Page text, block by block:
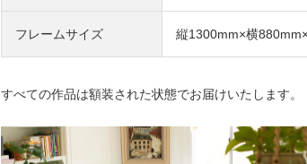
フレームサイズ 縦1300mm×横
すべての作品は額装された状態でお届けいたします。